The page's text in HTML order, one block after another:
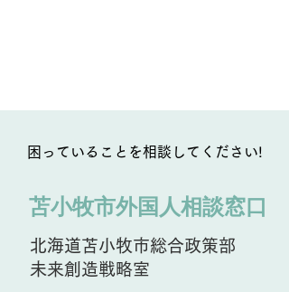
困っていることを相談してください!
苫小牧市外国人相談窓口
北海道苫小牧市総合政策部
未来創造戦略室